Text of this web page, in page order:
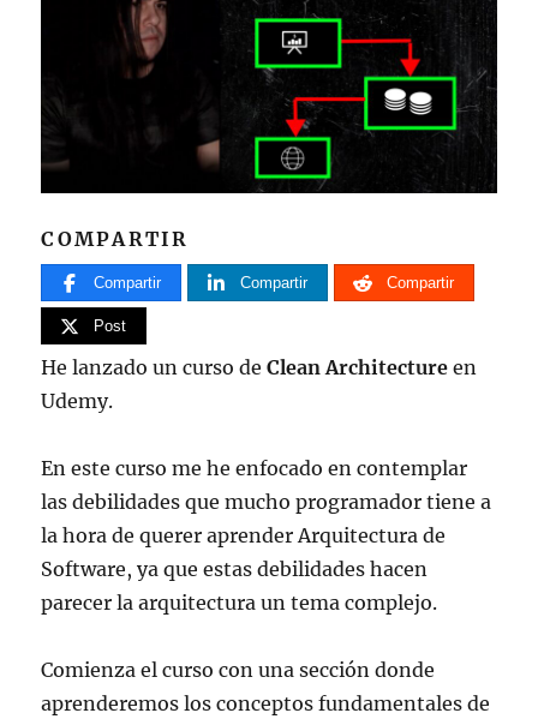
COMPARTIR
Compartir Compartir Compartir
Post
He lanzado un curso deClean Architecture en
Udemy.
En este curso me he enfocado en contemplar
las debilidades que mucho programador tiene a
la hora de querer aprender Arquitectura de
Software, ya que estas debilidades hacen
parecer la arquitectura un tema complejo.
Comienza el curso con una sección donde
aprenderemos los conceptos fundamentales de